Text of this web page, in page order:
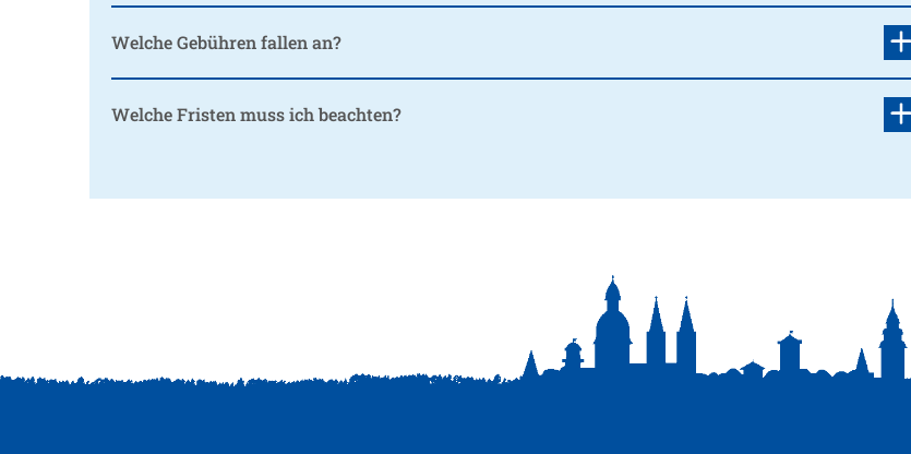
Welche Gebühren fallen an?
Welche Fristen muss ich beachten?